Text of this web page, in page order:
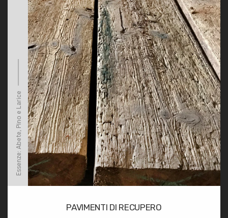
Essenze: Abete, Pino e Larice
PAVIMENTI DI RECUPERO